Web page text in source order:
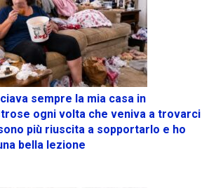
sempre la mia casa in
ogni volta che veniva a trovarci
più riuscita a sopportarlo e ho
bella lezione